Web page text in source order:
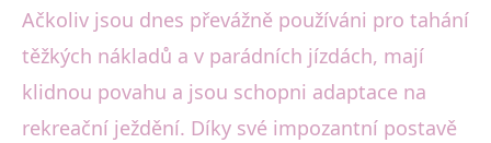
Ačkoliv jsou dnes převážně používáni pro tahání
těžkých nákladů a v parádních jízdách, mají
klidnou povahu a jsou schopni adaptace na
rekreační ježdění. Díky své impozantní postavě